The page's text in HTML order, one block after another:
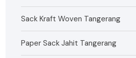
Sack Kraft Woven Tangerang
Paper Sack Jahit Tangerang